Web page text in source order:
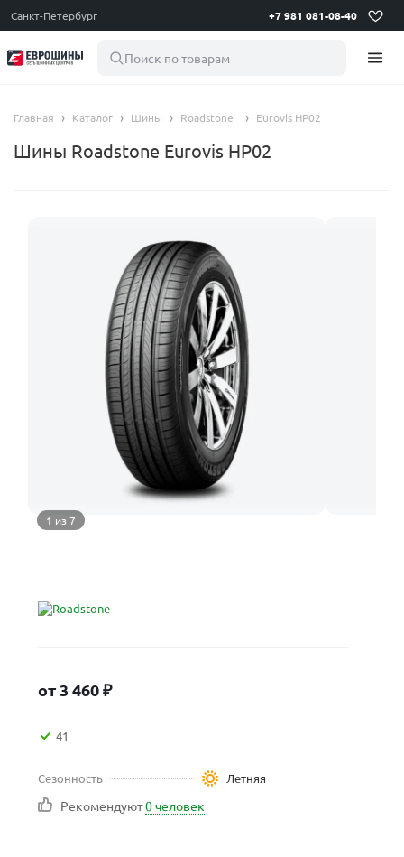
Санкт-Петербург +7 981 081-08-40
Поиск по товарам
Главная Каталог Шины Roadstone Eurovis HP02
Шины Roadstone Eurovis HP02
1 из 7
от3 460₽
41
Сезонность Летняя
Рекомендуют0 человек